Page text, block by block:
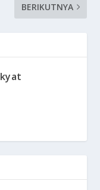
BERIKUTNYA